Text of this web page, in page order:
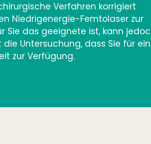
Verfahren korrigiert
Niedrigenergie-Femtolaser zur
Sie das geeignete ist, kann
Untersuchung, dass Sie für
zur Verfügung.